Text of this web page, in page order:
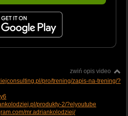
zwiń opis video
pro/trening/zapis-na-trening/?
produkty-2/?elyoutube
mr.adriankolodziej/